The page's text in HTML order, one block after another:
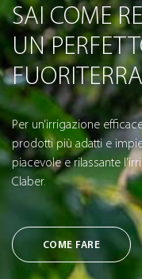
SAI COME
UN
Per un’irrigazione
prodotti più adatti e
piacevole e rilassante
Claber.
COME FARE